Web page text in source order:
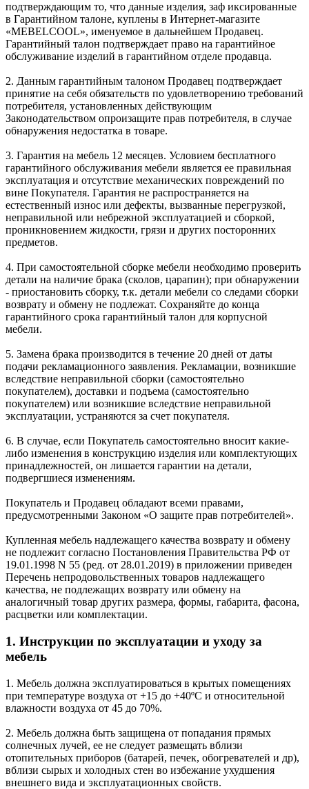
подтверждающим то, что данные изделия, заф иксированные
в Гарантийном талоне, куплены в Интернет-магазите
«MEBELCOOL», именуемое в дальнейшем Продавец.
Гарантийный талон подтверждает право на гарантийное
обслуживание изделий в гарантийном отделе продавца.
2. Данным гарантийным талоном Продавец подтверждает
принятие на себя обязательств по удовлетворению требований
потребителя, установленных действующим
Законодательством опроизащите прав потребителя, в случае
обнаружения недостатка в товаре.
3. Гарантия на мебель 12 месяцев. Условием бесплатного
гарантийного обслуживания мебели является ее правильная
эксплуатация и отсутствие механических повреждений по
вине Покупателя. Гарантия не распространяется на
естественный износ или дефекты, вызванные перегрузкой,
неправильной или небрежной эксплуатацией и сборкой,
проникновением жидкости, грязи и других посторонних
предметов.
4. При самостоятельной сборке мебели необходимо проверить
детали на наличие брака (сколов, царапин); при обнаружении
- приостановить сборку, т.к. детали мебели со следами сборки
возврату и обмену не подлежат. Сохраняйте до конца
гарантийного срока гарантийный талон для корпусной
мебели.
5. Замена брака производится в течение 20 дней от даты
подачи рекламационного заявления. Рекламации, возникшие
вследствие неправильной сборки (самостоятельно
покупателем), доставки и подъема (самостоятельно
покупателем) или возникшие вследствие неправильной
эксплуатации, устраняются за счет покупателя.
6. В случае, если Покупатель самостоятельно вносит какие-
либо изменения в конструкцию изделия или комплектующих
принадлежностей, он лишается гарантии на детали,
подвергшиеся изменениям.
Покупатель и Продавец обладают всеми правами,
предусмотренными Законом «О защите прав потребителей».
Купленная мебель надлежащего качества возврату и обмену
не подлежит согласно Постановления Правительства РФ от
19.01.1998 N 55 (ред. от 28.01.2019) в приложении приведен
Перечень непродовольственных товаров надлежащего
качества, не подлежащих возврату или обмену на
аналогичный товар других размера, формы, габарита, фасона,
расцветки или комплектации.
1. Инструкции по эксплуатации и уходу за
мебель
1. Мебель должна эксплуатироваться в крытых помещениях
при температуре воздуха от +15 до +40ºС и относительной
влажности воздуха от 45 до 70%.
2. Мебель должна быть защищена от попадания прямых
солнечных лучей, ее не следует размещать вблизи
отопительных приборов (батарей, печек, обогревателей и др),
вблизи сырых и холодных стен во избежание ухудшения
внешнего вида и эксплуатационных свойств.